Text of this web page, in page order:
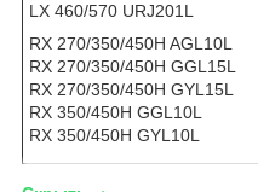
LX 460/570 URJ201L
RX 270/350/450H AGL10L
RX 270/350/450H GGL15L
RX 270/350/450H GYL15L
RX 350/450H GGL10L
RX 350/450H GYL10L